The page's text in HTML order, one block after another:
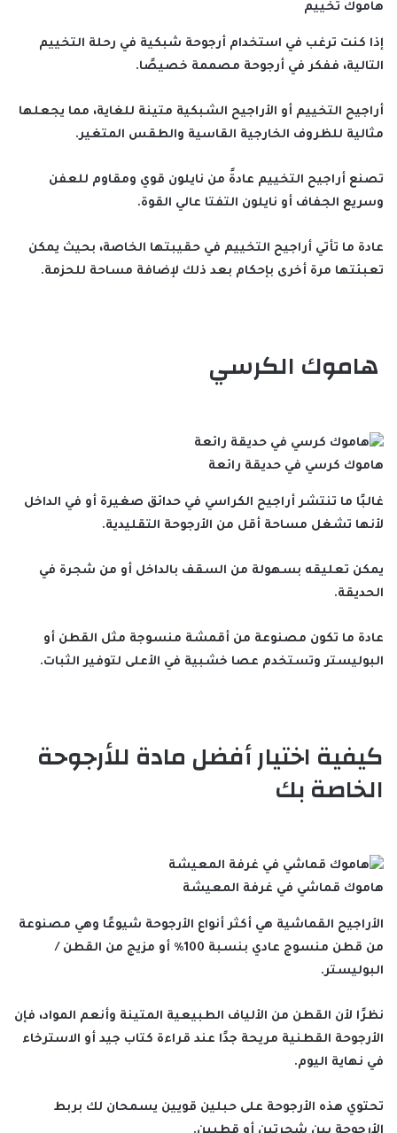
هاموك تخييم
إذا كنت ترغب في استخدام أرجوحة شبكية في رحلة التخييم
التالية، ففكر في أرجوحة مصممة خصيصًا.
أراجيح التخييم أو الأراجيح الشبكية متينة للغاية، مما يجعلها
مثالية للظروف الخارجية القاسية والطقس المتغير.
تصنع أراجيح التخييم عادةً من نايلون قوي ومقاوم للعفن
وسريع الجفاف أو نايلون التفتا عالي القوة.
عادة ما تأتي أراجيح التخييم في حقيبتها الخاصة، بحيث يمكن
تعبئتها مرة أخرى بإحكام بعد ذلك لإضافة مساحة للحزمة.
هاموك الكرسي
هاموك كرسي في حديقة رائعة
غالبًا ما تنتشر أراجيح الكراسي في حدائق صغيرة أو في الداخل
لأنها تشغل مساحة أقل من الأرجوحة التقليدية.
يمكن تعليقه بسهولة من السقف بالداخل أو من شجرة في
الحديقة.
عادة ما تكون مصنوعة من أقمشة منسوجة مثل القطن أو
البوليستر وتستخدم عصا خشبية في الأعلى لتوفير الثبات.
كيفية اختيار أفضل مادة للأرجوحة
الخاصة بك
هاموك قماشي في غرفة المعيشة
الأراجيح القماشية هي أكثر أنواع الأرجوحة شيوعًا وهي مصنوعة
من قطن منسوج عادي بنسبة 100٪ أو مزيج من القطن /
البوليستر.
نظرًا لأن القطن من الألياف الطبيعية المتينة وأنعم المواد، فإن
الأرجوحة القطنية مريحة جدًا عند قراءة كتاب جيد أو الاسترخاء
في نهاية اليوم.
تحتوي هذه الأرجوحة على حبلين قويين يسمحان لك بربط